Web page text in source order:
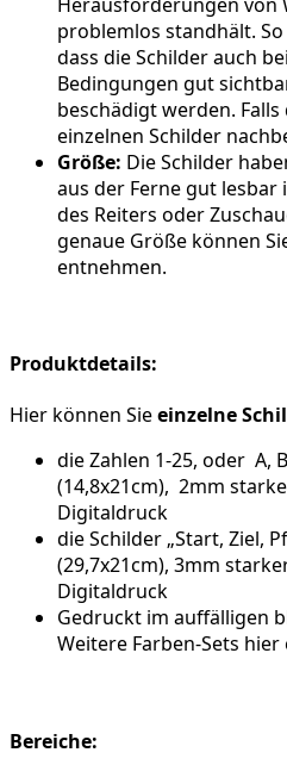
problemlos standhält.
dass die Schilder auch
Bedingungen gut
beschädigt werden.
einzelnen Schilder
Größe: Die Schilder
aus der Ferne gut lesbar
des Reiters oder
genaue Größe können
entnehmen.
Produktdetails:
Hier können Sieeinzelne
die Zahlen 1-25, oder A,
(14,8x21cm), 2mm
Digitaldruck
die Schilder „Start, Ziel,
(29,7x21cm), 3mm
Digitaldruck
Gedruckt im auffälligen
Weitere Farben-Sets
Bereiche: